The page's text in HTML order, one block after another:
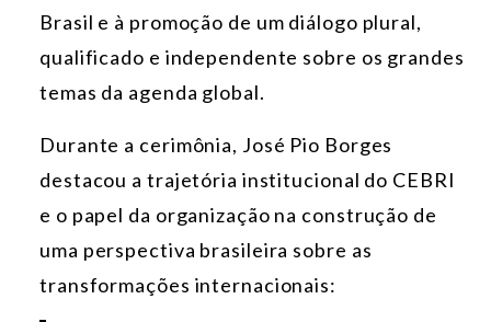
Brasil e à promoção de um diálogo plural,
qualificado e independente sobre os grandes
temas da agenda global.
Durante a cerimônia, José Pio Borges
destacou a trajetória institucional do CEBRI
e o papel da organização na construção de
uma perspectiva brasileira sobre as
transformações internacionais: